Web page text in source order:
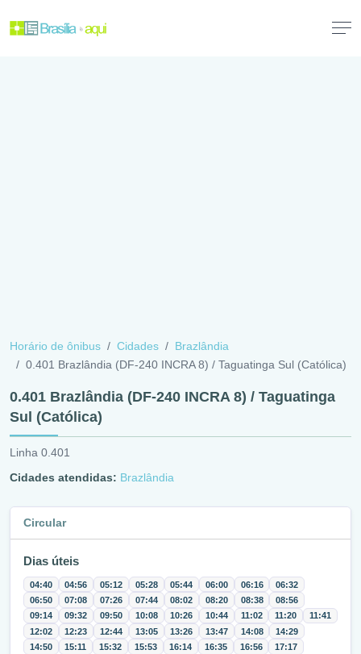
Horário de ônibus Cidades
Brazlândia
0.401 Brazlândia (DF-240 INCRA 8) / Taguatinga Sul (Católica)
0.401 Brazlândia (DF-240 INCRA 8) / Taguatinga
Sul (Católica)
Linha 0.401
Cidades atendidas: Brazlândia
Circular
Dias úteis
04:40 04:56 05:12 05:28 05:44 06:00 06:16
06:32
06:50
07:08 07:26 07:44 08:02 08:20 08:38
08:56
09:14
09:32 09:50 10:08 10:26 10:44 11:02 11:20
11:41
12:02
12:23 12:44 13:05 13:26 13:47 14:08
14:29
14:50
15:11 15:32 15:53 16:14 16:35 16:56
17:17